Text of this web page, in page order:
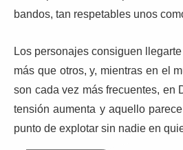
bandos, tan respetables unos
Los personajes consiguen
más que otros, y, mientras en el
son cada vez más frecuentes, en
tensión aumenta y aquello
punto de explotar sin nadie en